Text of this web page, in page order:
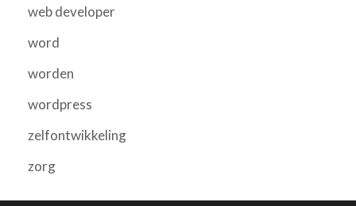
web developer
word
worden
wordpress
zelfontwikkeling
zorg